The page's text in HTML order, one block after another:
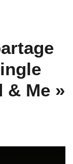
& Me »